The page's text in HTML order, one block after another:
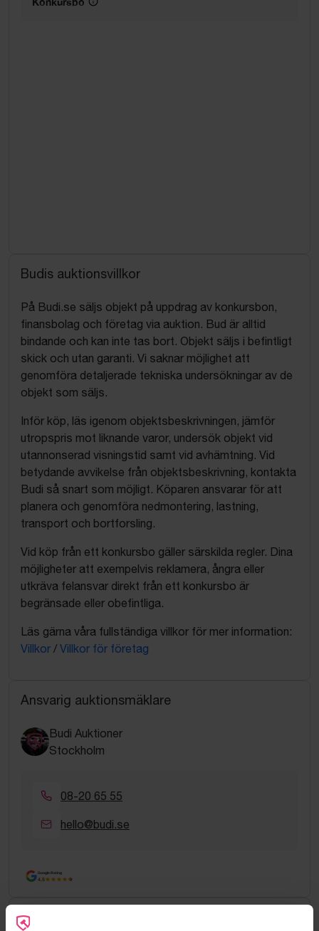
Budis auktionsvillkor
På Budi.se säljs objekt på uppdrag av konkursbon,
finansbolag och företag via auktion. Bud är alltid
bindande och kan inte tas bort. Objekt säljs i befintligt
skick och utan garanti. Vi saknar möjlighet att
genomföra detaljerade tekniska undersökningar av de
objekt som säljs.
Inför köp, läs igenom objektsbeskrivningen, jämför
utropspris mot liknande varor, undersök objekt vid
utannonserad visningstid samt vid avhämtning. Vid
betydande avvikelse från objektsbeskrivning, kontakta
Budi så snart som möjligt. Köparen ansvarar för att
planera och genomföra nedmontering, lastning,
transport och bortforsling.
Vid köp från ett konkursbo gäller särskilda regler. Dina
möjligheter att exempelvis reklamera, ångra eller
utkräva felansvar direkt från ett konkursbo är
begränsade eller obefintliga.
Läs gärna våra fullständiga villkor för mer information:
Villkor / Villkor för företag
Ansvarig auktionsmäklare
Budi Auktioner
Stockholm
08-20 65 55
hello@budi.se
Google Rating
4.5
Vanliga frågor och svar